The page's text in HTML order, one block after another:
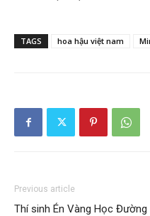
TAGS hoa hậu việt nam
Previous article
Thí sinh Én Vàng Học Đường